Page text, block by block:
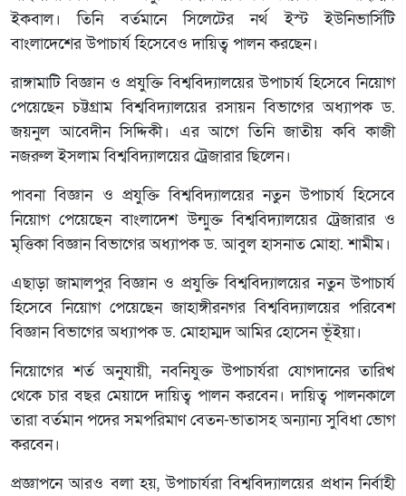
ইকবাল। তিনি বর্তমানে সিলেটের নর্থ ইস্ট ইউনিভার্সিটি
বাংলাদেশের উপাচার্য হিসেবেও দায়িত্ব পালন করছেন।
রাঙ্গামাটি বিজ্ঞান ও প্রযুক্তি বিশ্ববিদ্যালয়ের উপাচার্য হিসেবে নিয়োগ
পেয়েছেন চট্টগ্রাম বিশ্ববিদ্যালয়ের রসায়ন বিভাগের অধ্যাপক ড.
জয়নুল আবেদীন সিদ্দিকী। এর আগে তিনি জাতীয় কবি কাজী
নজরুল ইসলাম বিশ্ববিদ্যালয়ের ট্রেজারার ছিলেন।
পাবনা বিজ্ঞান ও প্রযুক্তি বিশ্ববিদ্যালয়ের নতুন উপাচার্য হিসেবে
নিয়োগ পেয়েছেন বাংলাদেশ উন্মুক্ত বিশ্ববিদ্যালয়ের ট্রেজারার ও
মৃত্তিকা বিজ্ঞান বিভাগের অধ্যাপক ড. আবুল হাসনাত মোহা. শামীম।
এছাড়া জামালপুর বিজ্ঞান ও প্রযুক্তি বিশ্ববিদ্যালয়ের নতুন উপাচার্য
হিসেবে নিয়োগ পেয়েছেন জাহাঙ্গীরনগর বিশ্ববিদ্যালয়ের পরিবেশ
বিজ্ঞান বিভাগের অধ্যাপক ড. মোহাম্মদ আমির হোসেন ভূঁইয়া।
নিয়োগের শর্ত অনুযায়ী, নবনিযুক্ত উপাচার্যরা যোগদানের তারিখ
থেকে চার বছর মেয়াদে দায়িত্ব পালন করবেন। দায়িত্ব পালনকালে
তারা বর্তমান পদের সমপরিমাণ বেতন-ভাতাসহ অন্যান্য সুবিধা ভোগ
করবেন।
প্রজ্ঞাপনে আরও বলা হয়, উপাচার্যরা বিশ্ববিদ্যালয়ের প্রধান নির্বাহী